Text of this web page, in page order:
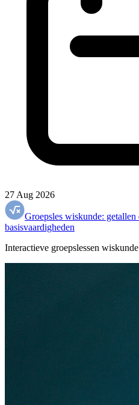
27 Aug 2026
Groepsles wiskunde: getallen
basisvaardigheden
Interactieve groepslessen